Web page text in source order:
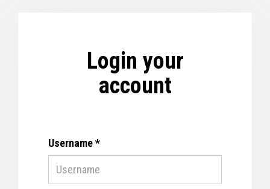
Login your
account
Username *